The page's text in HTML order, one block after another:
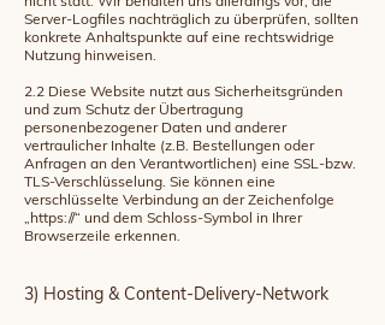
Server-Logfiles nachträglich zu überprüfen, sollten
konkrete Anhaltspunkte auf eine rechtswidrige
Nutzung hinweisen.
2.2 Diese Website nutzt aus Sicherheitsgründen
und zum Schutz der Übertragung
personenbezogener Daten und anderer
vertraulicher Inhalte (z.B. Bestellungen oder
Anfragen an den Verantwortlichen) eine SSL-bzw.
TLS-Verschlüsselung. Sie können eine
verschlüsselte Verbindung an der Zeichenfolge
„https://“ und dem Schloss-Symbol in Ihrer
Browserzeile erkennen.
3) Hosting & Content-Delivery-Network